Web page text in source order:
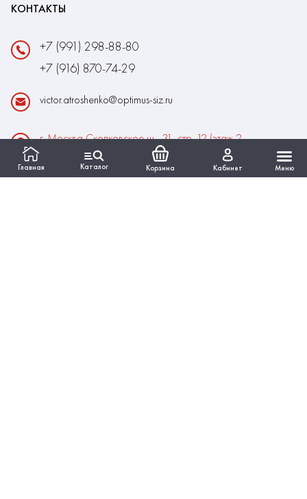
Главная Каталог Корзина Кабинет Меню
КОНТАКТЫ
+7 (991) 298-88-80
+7 (916) 870-74-29
victor.atroshenko@optimus-siz.ru
г. Москва Сколковское ш., 31, стр. 12 (этаж 2,
помещение 22)
Время работы: